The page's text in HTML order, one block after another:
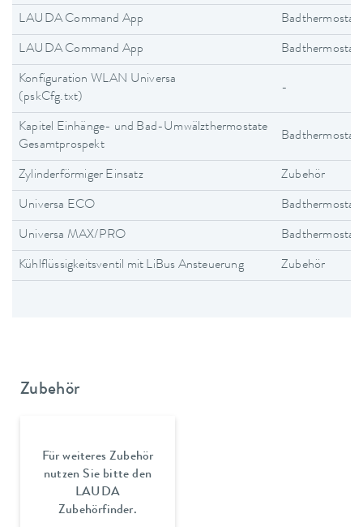
LAUDA Command App
LAUDA Command App
Konfiguration WLAN Universa
(pskCfg.txt)
-
Kapitel Einhänge- und Bad-Umwälzthermostate
Gesamtprospekt
Zylinderförmiger Einsatz Zubehör
Universa ECO
Universa MAX/PRO
Kühlflüssigkeitsventil mit LiBus Ansteuerung Zubehör
Zubehör
Für weiteres Zubehör
nutzen Sie bitte den
LAUDA
Zubehörfinder.